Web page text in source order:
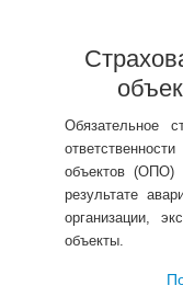
Обязательное
объектов (ОПО)
результате
организации,
объекты.